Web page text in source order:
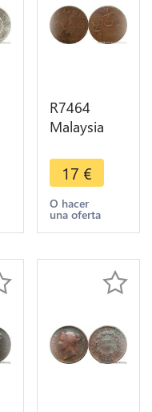
R7464
Malaysia
British
Malacca
Keping
Rooster AH
-> Offer
17 €
O hacer
una oferta